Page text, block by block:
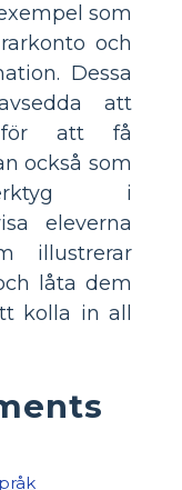
som
och
Dessa
att
för att få
också som
i
eleverna
illustrerar
låta dem
kolla in all